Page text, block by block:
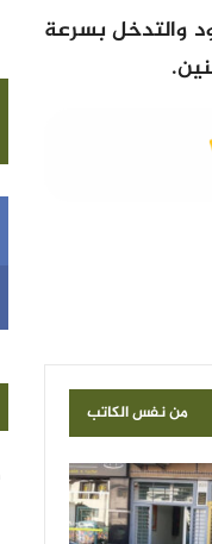
والتدخل بسرعة
من نفس الكاتب